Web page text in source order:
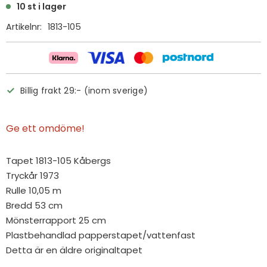
10 st i lager
Artikelnr
1813-105
Ge ett omdöme!
Billig frakt 29:- (inom sverige)
Tapet 1813-105 Kåbergs
Tryckår 1973
Rulle 10,05 m
Bredd 53 cm
Mönsterrapport 25 cm
Plastbehandlad papperstapet/vattenfast
Detta är en äldre originaltapet